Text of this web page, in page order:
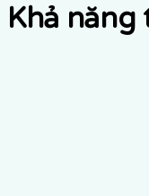
Khả năng